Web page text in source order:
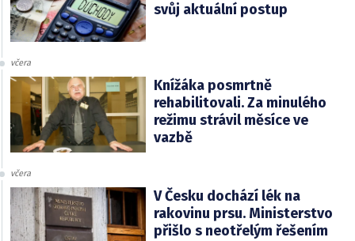
svůj aktuální postup
včera
Knížáka posmrtně
rehabilitovali. Za minulého
režimu strávil měsíce ve
vazbě
včera
V Česku dochází lék na
rakovinu prsu. Ministerstvo
přišlo s neotřelým řešením